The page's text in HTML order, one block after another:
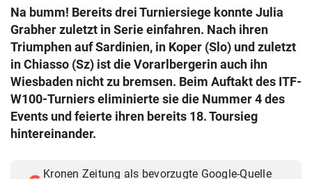
search
eingeben
Muthgasse 2, 1190 Wien
Na bumm! Bereits drei Turniersiege konnte Julia
Grabher zuletzt in Serie einfahren. Nach ihren
Triumphen auf Sardinien, in Koper (Slo) und zuletzt
in Chiasso (Sz) ist die Vorarlbergerin auch ihn
Wiesbaden nicht zu bremsen. Beim Auftakt des ITF-
W100-Turniers eliminierte sie die Nummer 4 des
Events und feierte ihren bereits 18. Toursieg
hintereinander.
Kronen Zeitung als bevorzugte Google-Quelle